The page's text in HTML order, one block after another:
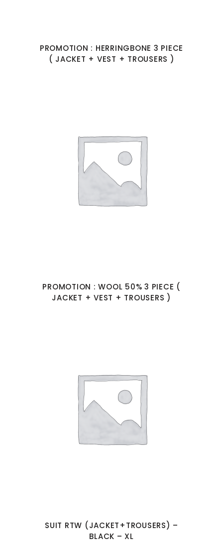
PROMOTION : HERRINGBONE 3 PIECE
( JACKET + VEST + TROUSERS )
PROMOTION : WOOL 50% 3 PIECE (
JACKET + VEST + TROUSERS )
SUIT RTW (JACKET+TROUSERS) –
BLACK – XL